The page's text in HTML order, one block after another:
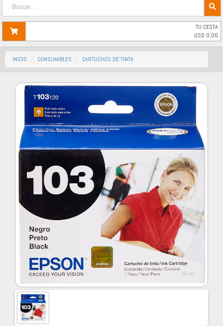
TU CESTA
USD 0,00
INICIO CONSUMIBLES CARTUCHOS DE TINTA